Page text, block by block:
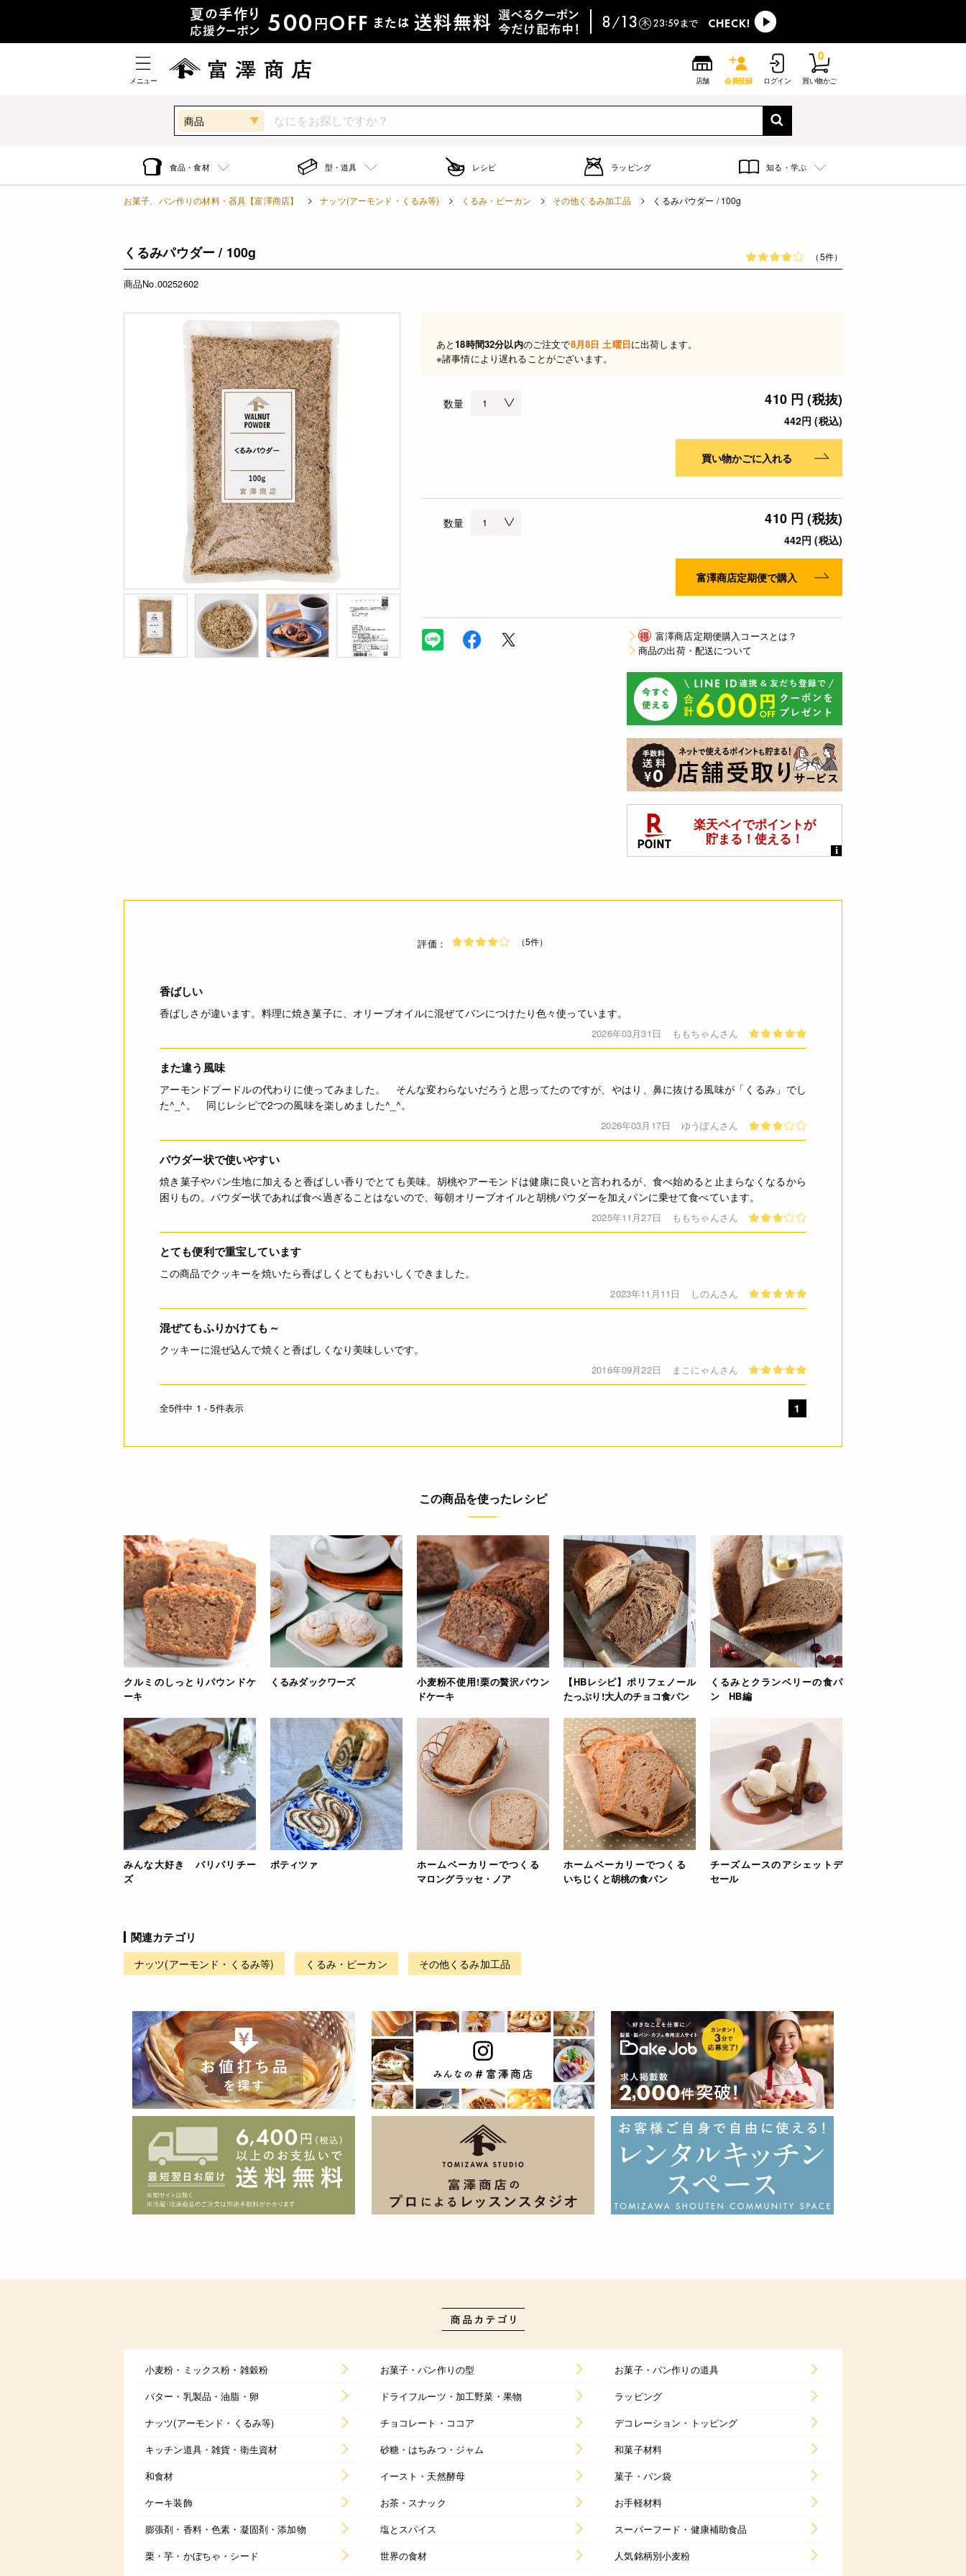
メニュー 店舗 会員登録 ログイン 買い物かご
0
商品
食品・食材 型・道具 レシピ ラッピング 知る・学ぶ
お菓子、パン作りの材料・器具【富澤商店】 ナッツ(アーモンド・くるみ等) くるみ・ピーカン その他くるみ加工品 くるみパウダー / 100g
くるみパウダー / 100g （5件）
商品No.00252602
あと18時間32分以内のご注文で8月8日 土曜日に出荷します。
※諸事情により遅れることがございます。
数量 410 円 (税抜)
442円 (税込)
買い物かごに入れる
数量 410 円 (税抜)
442円 (税込)
富澤商店定期便で購入
得 富澤商店定期便購入コースとは？
商品の出荷・配送について
評価： （5件）
香ばしい
香ばしさが違います。料理に焼き菓子に、オリーブオイルに混ぜてパンにつけたり色々使っています。
2026年03月31日 ももちゃんさん
また違う風味
アーモンドプードルの代わりに使ってみました。 そんな変わらないだろうと思ってたのですが、やはり、鼻に抜ける風味が「くるみ」でし
た^_^。 同じレシピで2つの風味を楽しめました^_^。
2026年03月17日 ゆうぽんさん
パウダー状で使いやすい
焼き菓子やパン生地に加えると香ばしい香りでとても美味。胡桃やアーモンドは健康に良いと言われるが、食べ始めると止まらなくなるから
困りもの。パウダー状であれば食べ過ぎることはないので、毎朝オリーブオイルと胡桃パウダーを加えパンに乗せて食べています。
2025年11月27日 ももちゃんさん
とても便利で重宝しています
この商品でクッキーを焼いたら香ばしくとてもおいしくできました。
2023年11月11日 しのんさん
混ぜてもふりかけても～
クッキーに混ぜ込んで焼くと香ばしくなり美味しいです。
2016年09月22日 まこにゃんさん
全5件中 1 - 5件表示 1
この商品を使ったレシピ
クルミのしっとりパウンドケ
ーキ
くるみダックワーズ
小麦粉不使用!栗の贅沢パウン
ドケーキ
【HBレシピ】ポリフェノール
たっぷり!大人のチョコ食パン
くるみとクランベリーの食パ
ン HB編
みんな大好き パリパリチー
ズ
ポティツァ
ホームベーカリーでつくる
マロングラッセ・ノア
ホームベーカリーでつくる
いちじくと胡桃の食パン
チーズムースのアシェットデ
セール
関連カテゴリ
ナッツ(アーモンド・くるみ等) くるみ・ピーカン その他くるみ加工品
小麦粉・ミックス粉・雑穀粉 お菓子・パン作りの型
お菓子・パン作りの道具
バター・乳製品・油脂・卵
ドライフルーツ・加工野菜・果物
ラッピング
ナッツ(アーモンド・くるみ等)
チョコレート・ココア
デコレーション・トッピング
キッチン道具・雑貨・衛生資材
砂糖・はちみつ・ジャム
和菓子材料
和食材
イースト・天然酵母
菓子・パン袋
ケーキ装飾
お茶・スナック
お手軽材料
膨張剤・香料・色素・凝固剤・添加物
塩とスパイス
スーパーフード・健康補助食品
栗・芋・かぼちゃ・シード
世界の食材
人気銘柄別小麦粉